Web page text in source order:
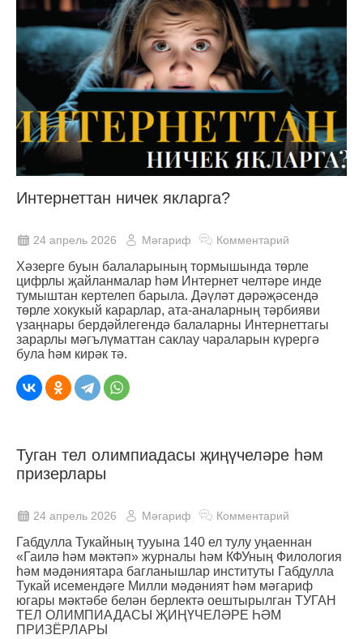
Интернеттан ничек якларга?
24 апрель 2026 Мәгариф Комментарий
Хәзерге буын балаларының тормышында төрле
цифрлы җайланмалар һәм Интернет челтәре инде
тумыштан кертелеп барыла. Дәүләт дәрәҗәсендә
төрле хокукый карарлар, ата-аналарның тәрбияви
үзаңнары бердәйлегендә балаларны Интернеттагы
зарарлы мәгълүматтан саклау чараларын күрергә
була һәм кирәк тә.
Туган тел олимпиадасы җиңүчеләре һәм
призерлары
24 апрель 2026 Мәгариф Комментарий
Габдулла Тукайның тууына 140 ел тулу уңаеннан
«Гаилә һәм мәктәп» журналы һәм КФУның Филология
һәм мәдәниятара багланышлар институты Габдулла
Тукай исемендәге Милли мәдәният һәм мәгариф
югары мәктәбе белән берлектә оештырылган ТУГАН
ТЕЛ ОЛИМПИАДАСЫ ҖИҢҮЧЕЛӘРЕ ҺӘМ
ПРИЗЁРЛАРЫ